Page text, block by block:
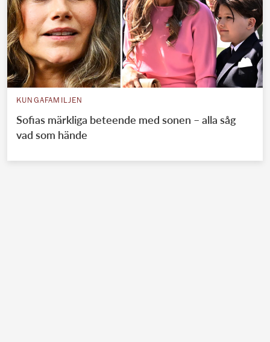
KUNGAFAMILJEN
Sofias märkliga beteende med sonen – alla såg
vad som hände